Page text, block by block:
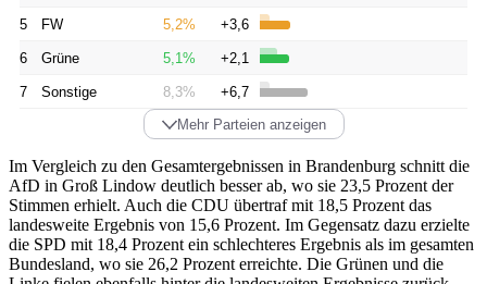
5 FW 5,2% +3,6
6 Grüne 5,1% +2,1
7 Sonstige 8,3%
+6,7
Mehr Parteien anzeigen
Im Vergleich zu den Gesamtergebnissen in Brandenburg schnitt die
AfD in Groß Lindow deutlich besser ab, wo sie 23,5 Prozent der
Stimmen erhielt. Auch die CDU übertraf mit 18,5 Prozent das
landesweite Ergebnis von 15,6 Prozent. Im Gegensatz dazu erzielte
die SPD mit 18,4 Prozent ein schlechteres Ergebnis als im gesamten
Bundesland, wo sie 26,2 Prozent erreichte. Die Grünen und die